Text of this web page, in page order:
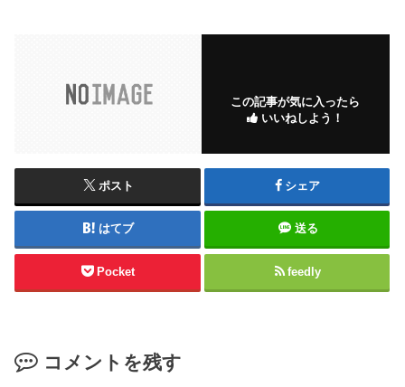
この記事が気に入ったら
いいねしよう！
ポスト シェア
はてブ 送る
Pocket feedly
コメントを残す